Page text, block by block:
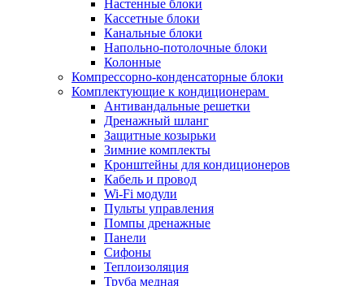
Настенные блоки
Кассетные блоки
Канальные блоки
Напольно-потолочные блоки
Колонные
Компрессорно-конденсаторные блоки
Комплектующие к кондиционерам
Антивандальные решетки
Дренажный шланг
Защитные козырьки
Зимние комплекты
Кронштейны для кондиционеров
Кабель и провод
Wi-Fi модули
Пульты управления
Помпы дренажные
Панели
Сифоны
Теплоизоляция
Труба медная